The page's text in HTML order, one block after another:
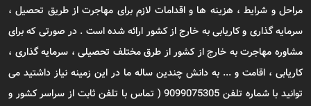
مراحل و شرایط ، هزینه ها و اقدامات لازم برای مهاجرت از طریق تحصیل ،
سرمایه گذاری و کاریابی به خارج از کشور ارائه شده است . در صورتی که برای
مشاوره مهاجرت به خارج از کشور از طرق مختلف تحصیلی ، سرمایه گذاری ،
کاریابی ، اقامت و ... به دانش چندین ساله ما در این زمینه نیاز داشتید می
توانید با شماره تلفن 9099075305 ( تماس با تلفن ثابت از سراسر کشور و